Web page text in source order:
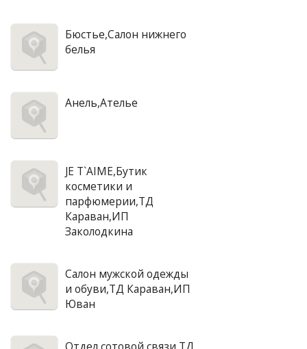
Бюстье,Салон нижнего
белья
Анель,Ателье
JE T`AIME,Бутик
косметики и
парфюмерии,ТД
Караван,ИП
Заколодкина
Салон мужской одежды
и обуви,ТД Караван,ИП
Юван